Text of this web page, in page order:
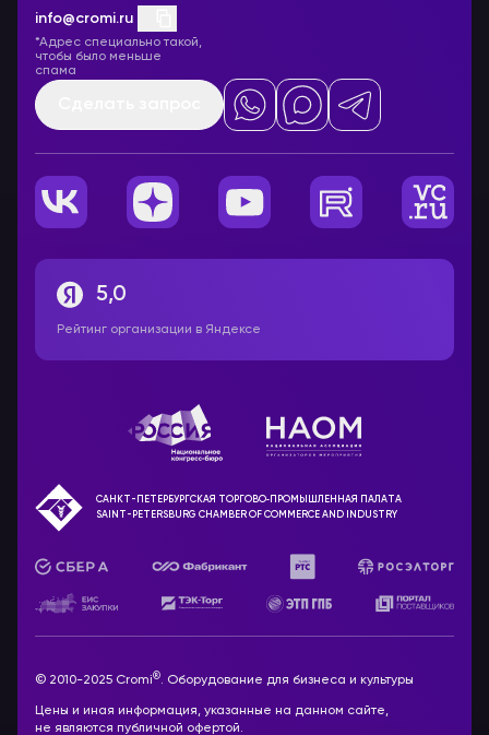
info@cromi.ru
*Адрес специально такой,
чтобы было меньше
спама
5,0
Рейтинг организации в Яндексе
САНКТ-ПЕТЕРБУРГСКАЯ ТОРГОВО‑ПРОМЫШЛЕННАЯ ПАЛАТА
SAINT-PETERSBURG CHAMBER OF COMMERCE AND INDUSTRY
© 2010-2025 Cromi®. Оборудование для бизнеса и культуры
Цены и иная информация, указанные на данном сайте,
не являются публичной офертой.